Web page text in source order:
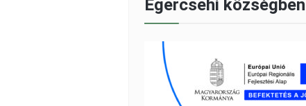
Egercsehi községben